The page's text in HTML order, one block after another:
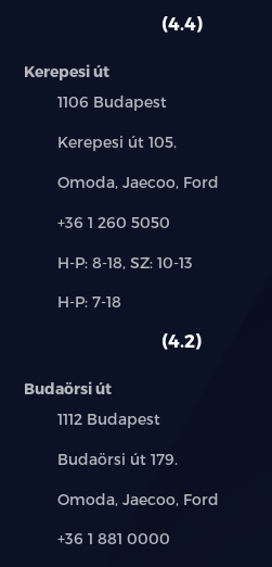
4.4
Kerepesi út
Település:
1106 Budapest
Cím:
Kerepesi út 105.
Márkák:
Omoda, Jaecoo, Ford
Telefon:
+36 1 260 5050
Új-
használt
H-P: 8-18, SZ: 10-13
Alkatrész,
H-P: 7-18
4.2
Budaörsi út
Település:
1112 Budapest
Cím:
Budaörsi út 179.
Márkák:
Omoda, Jaecoo, Ford
Telefon:
+36 1 881 0000